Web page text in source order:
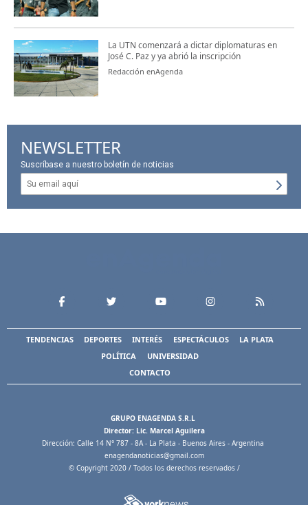
La UTN comenzará a dictar diplomaturas en
José C. Paz y ya abrió la inscripción
Redacción enAgenda
NEWSLETTER
Suscríbase a nuestro boletín de noticias
TENDENCIAS DEPORTES INTERÉS ESPECTÁCULOS
LA PLATA
POLÍTICA
UNIVERSIDAD
CONTACTO
GRUPO ENAGENDA S.R.L
Director: Lic. Marcel Aguilera
Dirección: Calle 14 N° 787 - 8A - La Plata - Buenos Aires - Argentina
enagendanoticias@gmail.com
© Copyright 2020 / Todos los derechos reservados /